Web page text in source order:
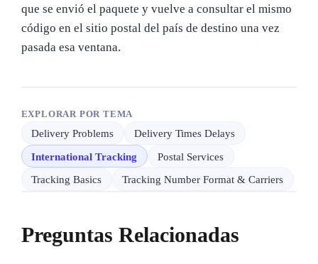
que se envió el paquete y vuelve a consultar el mismo
código en el sitio postal del país de destino una vez
pasada esa ventana.
EXPLORAR POR TEMA
Delivery Problems
Delivery Times Delays
International Tracking
Postal Services
Tracking Basics
Tracking Number Format & Carriers
Preguntas Relacionadas